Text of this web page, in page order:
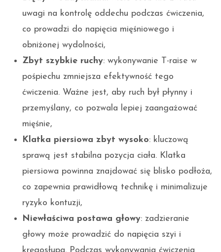
uwagi na kontrolę oddechu podczas ćwiczenia,
co prowadzi do napięcia mięśniowego i
obniżonej wydolności,
Zbyt szybkie ruchy: wykonywanie T-raise w
pośpiechu zmniejsza efektywność tego
ćwiczenia. Ważne jest, aby ruch był płynny i
przemyślany, co pozwala lepiej zaangażować
mięśnie,
Klatka piersiowa zbyt wysoko: kluczową
sprawą jest stabilna pozycja ciała. Klatka
piersiowa powinna znajdować się blisko podłoża,
co zapewnia prawidłową technikę i minimalizuje
ryzyko kontuzji,
Niewłaściwa postawa głowy: zadzieranie
głowy może prowadzić do napięcia szyi i